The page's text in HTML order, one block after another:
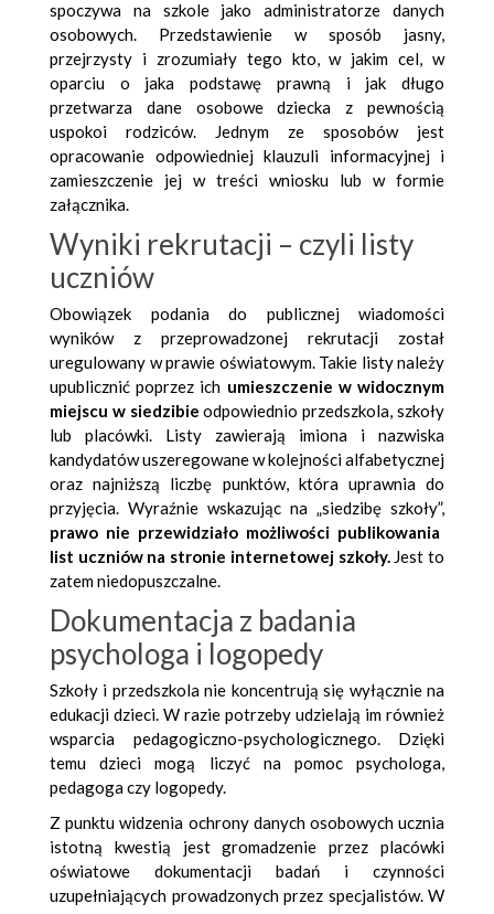
spoczywa na szkole jako administratorze danych
osobowych. Przedstawienie w sposób jasny,
przejrzysty i zrozumiały tego kto, w jakim cel, w
oparciu o jaka podstawę prawną i jak długo
przetwarza dane osobowe dziecka z pewnością
uspokoi rodziców. Jednym ze sposobów jest
opracowanie odpowiedniej klauzuli informacyjnej i
zamieszczenie jej w treści wniosku lub w formie
załącznika.
Wyniki rekrutacji – czyli listy
uczniów
Obowiązek podania do publicznej wiadomości
wyników z przeprowadzonej rekrutacji został
uregulowany w prawie oświatowym. Takie listy należy
upublicznić poprzez ich umieszczenie w widocznym
miejscu w siedzibieodpowiednio przedszkola, szkoły
lub placówki. Listy zawierają imiona i nazwiska
kandydatów uszeregowane w kolejności alfabetycznej
oraz najniższą liczbę punktów, która uprawnia do
przyjęcia. Wyraźnie wskazując na „siedzibę szkoły”,
prawo nie przewidziało możliwości publikowania
list uczniów na stronie internetowej szkoły.Jest to
zatem niedopuszczalne.
Dokumentacja z badania
psychologa i logopedy
Szkoły i przedszkola nie koncentrują się wyłącznie na
edukacji dzieci. W razie potrzeby udzielają im również
wsparcia pedagogiczno-psychologicznego. Dzięki
temu dzieci mogą liczyć na pomoc psychologa,
pedagoga czy logopedy.
Z punktu widzenia ochrony danych osobowych ucznia
istotną kwestią jest gromadzenie przez placówki
oświatowe dokumentacji badań i czynności
uzupełniających prowadzonych przez specjalistów. W